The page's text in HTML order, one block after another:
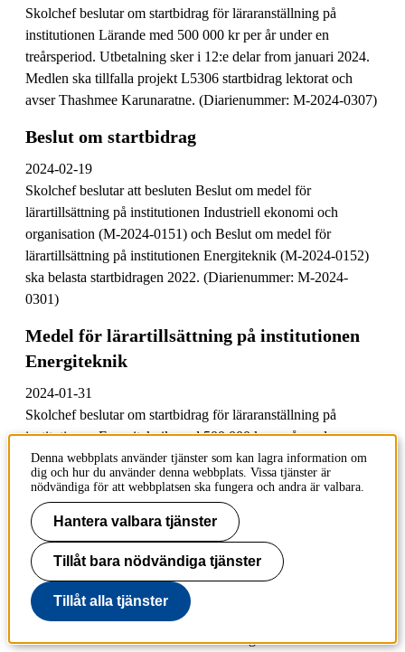
Skolchef beslutar om startbidrag för läraranställning på
institutionen Lärande med 500 000 kr per år under en
treårsperiod. Utbetalning sker i 12:e delar from januari 2024.
Medlen ska tillfalla projekt L5306 startbidrag lektorat och
avser Thashmee Karunaratne. (Diarienummer: M-2024-0307)
Beslut om startbidrag
2024-02-19
Skolchef beslutar att besluten Beslut om medel för
lärartillsättning på institutionen Industriell ekonomi och
organisation (M-2024-0151) och Beslut om medel för
lärartillsättning på institutionen Energiteknik (M-2024-0152)
ska belasta startbidragen 2022. (Diarienummer: M-2024-
0301)
Medel för lärartillsättning på institutionen
Energiteknik
2024-01-31
Skolchef beslutar om startbidrag för läraranställning på
institutionen Energiteknik med 500 000 kr per år under en
treårsperiod. Utbetalning sker i 12:e delar from januari 2024.
Medel ska belasta projekt T6100 Fofu och avser Nimali
Gunasekara. (Diarienummer: M-2024-0152)
Medel för lärartillsättning på institutionen
INDEK
2024-01-31
Skolchef beslutar om startbidrag för läraranställning på
institutionen Industriell ekonomi och organisation med 500
Denna webbplats använder tjänster som kan lagra information om
dig och hur du använder denna webbplats. Vissa tjänster är
nödvändiga för att webbplatsen ska fungera och andra är valbara.
Hantera valbara tjänster
Tillåt bara nödvändiga tjänster
Tillåt alla tjänster